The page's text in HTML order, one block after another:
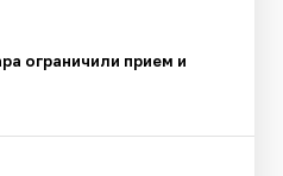
ограничили прием и